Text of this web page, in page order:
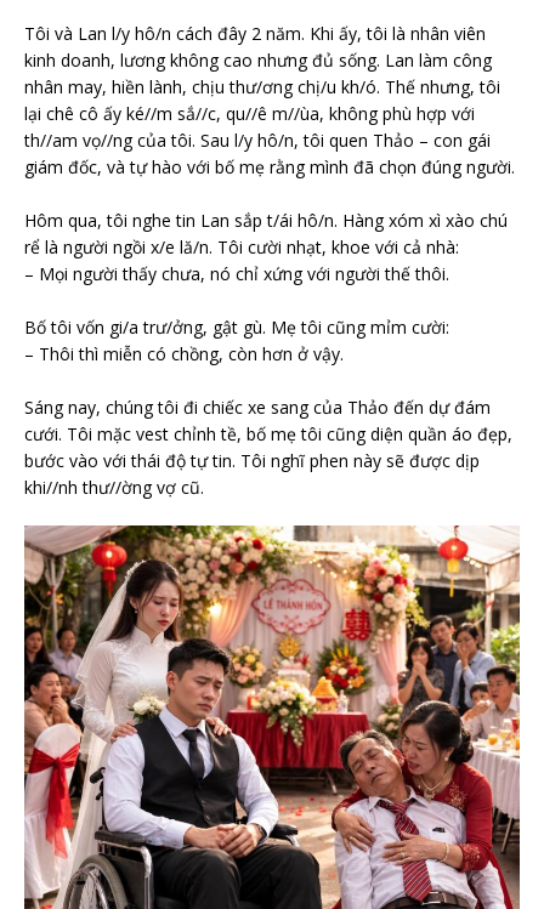
Tôi và Lan l/y hô/n cách đây 2 năm. Khi ấy, tôi là nhân viên
kinh doanh, lương không cao nhưng đủ sống. Lan làm công
nhân may, hiền lành, chịu thư/ơng chị/u kh/ó. Thế nhưng, tôi
lại chê cô ấy ké//m sắ//c, qu//ê m//ùa, không phù hợp với
th//am vọ//ng của tôi. Sau l/y hô/n, tôi quen Thảo – con gái
giám đốc, và tự hào với bố mẹ rằng mình đã chọn đúng người.
Hôm qua, tôi nghe tin Lan sắp t/ái hô/n. Hàng xóm xì xào chú
rể là người ngồi x/e lă/n. Tôi cười nhạt, khoe với cả nhà:
– Mọi người thấy chưa, nó chỉ xứng với người thế thôi.
Bố tôi vốn gi/a trư/ởng, gật gù. Mẹ tôi cũng mỉm cười:
– Thôi thì miễn có chồng, còn hơn ở vậy.
Sáng nay, chúng tôi đi chiếc xe sang của Thảo đến dự đám
cưới. Tôi mặc vest chỉnh tề, bố mẹ tôi cũng diện quần áo đẹp,
bước vào với thái độ tự tin. Tôi nghĩ phen này sẽ được dịp
khi//nh thư//ờng vợ cũ.